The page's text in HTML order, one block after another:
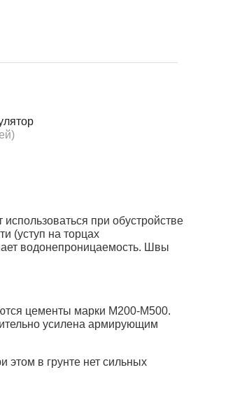
при обустройстве
(уступ на торцах
водонепроницаемость. Швы
цементы марки М200-М500.
усилена армирующим
этом в грунте нет сильных